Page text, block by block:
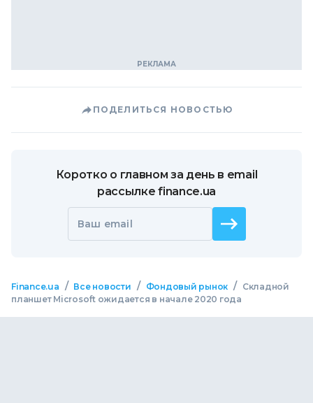
ПОДЕЛИТЬСЯ НОВОСТЬЮ
Коротко о главном за день в email
рассылке finance.ua
Ваш email
Finance.ua / Все новости / Фондовый рынок /
Складной
планшет Microsoft ожидается в начале 2020 года